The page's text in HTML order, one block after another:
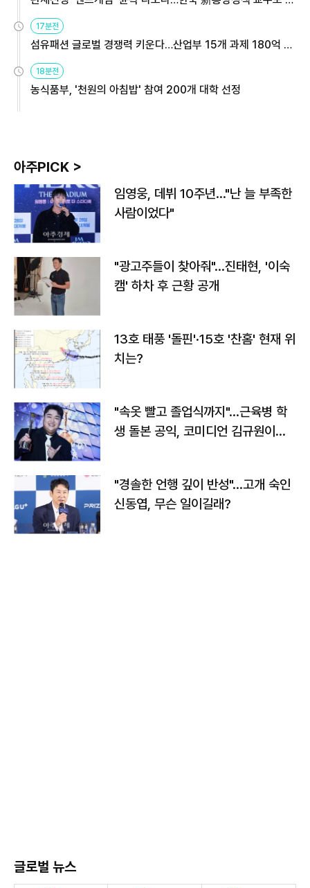
용해야
17분전
섬유패션 글로벌 경쟁력 키운다…산업부 15개 과제 180억 지
원
18분전
농식품부, '천원의 아침밥' 참여 200개 대학 선정
아주PICK >
임영웅, 데뷔 10주년…"난 늘 부족한
사람이었다"
"광고주들이 찾아줘"…진태현, '이숙
캠' 하차 후 근황 공개
13호 태풍 '돌핀'·15호 '찬홈' 현재 위
치는?
"속옷 빨고 졸업식까지"…근육병 학
생 돌본 공익, 코미디언 김규원이었
"경솔한 언행 깊이 반성"…고개 숙인
신동엽, 무슨 일이길래?
글로벌 뉴스